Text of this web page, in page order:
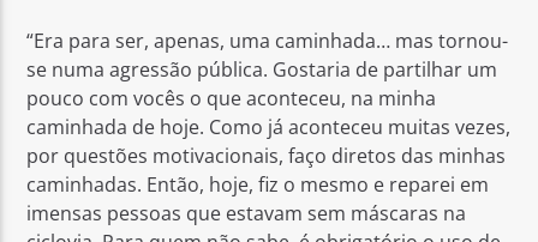
“Era para ser, apenas, uma caminhada… mas tornou-
se numa agressão pública. Gostaria de partilhar um
pouco com vocês o que aconteceu, na minha
caminhada de hoje. Como já aconteceu muitas vezes,
por questões motivacionais, faço diretos das minhas
caminhadas. Então, hoje, fiz o mesmo e reparei em
imensas pessoas que estavam sem máscaras na